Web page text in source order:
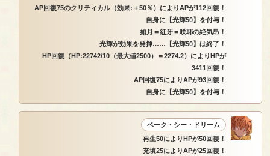
AP回復75のクリティカル（効果:＋50％）によりAPが112回復！
自身に【光輝50】を付与！
如月＝紅牙＝咲耶の絶気昂！
光輝が効果を発揮……【光輝50】は終了！
HP回復（HP:22742/10（最大値2500）＝2274.2）によりHPが
3411回復！
AP回復75によりAPが93回復！
自身に【光輝50】を付与！
ベーク・シー・ドリーム
再生50によりHPが50回復！
充填25によりAPが25回復！